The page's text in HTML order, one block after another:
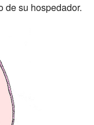
de su hospedador.